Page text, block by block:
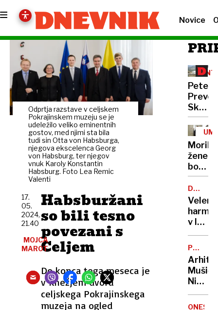
Novice
Odprtja razstave v celjskem
Pokrajinskem muzeju se je
udeležilo veliko eminentnih
gostov, med njimi sta bila
tudi sin Otta von Habsburga,
njegova ekscelenca Georg
von Habsburg, ter njegov
vnuk Karoly Konstantin
Habsburg. Foto Lea Remic
Valenti
Habsburžani
so bili tesno
povezani s
Celjem
Do konca tega meseca je
v Knežjem dvoru
celjskega Pokrajinskega
muzeja na ogled
17.
05.
2024,
21.40
MOJCA
MAROT
Peter
Prevc:
policaji
niso
dela
žene
bo
sedel
21
let
v lov
na
nov
rekord
CENTER
Mušič:
Nikoli
nisem